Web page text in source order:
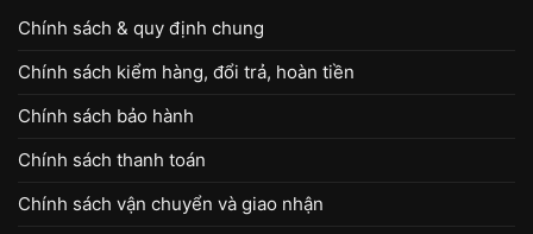
Chính sách & quy định chung
Chính sách kiểm hàng, đổi trả, hoàn tiền
Chính sách bảo hành
Chính sách thanh toán
Chính sách vận chuyển và giao nhận